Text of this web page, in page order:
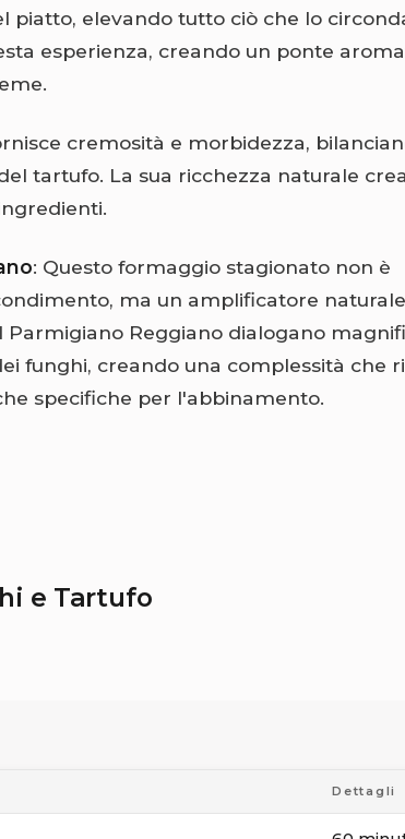
piatto, elevando tutto ciò che lo
esperienza, creando un ponte
cremosità e morbidezza,
tartufo. La sua ricchezza naturale
: Questo formaggio stagionato non è
ma un amplificatore
Parmigiano Reggiano dialogano
funghi, creando una complessità che
specifiche per l'abbinamento.
e Tartufo
Dettagli